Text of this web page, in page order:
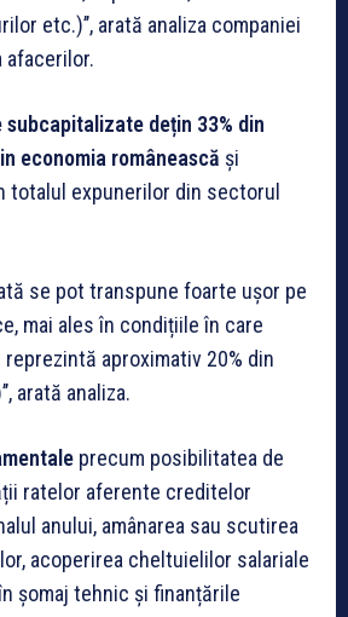
etc.)’’, arată analiza companiei
subcapitalizate dețin 33% din
economia românească și
totalul expunerilor din sectorul
se pot transpune foarte ușor pe
mai ales în condițiile în care
aproximativ 20% din
arată analiza.
precum posibilitatea de
ratelor aferente creditelor
anului, amânarea sau scutirea
acoperirea cheltuielilor salariale
șomaj tehnic și finanțările